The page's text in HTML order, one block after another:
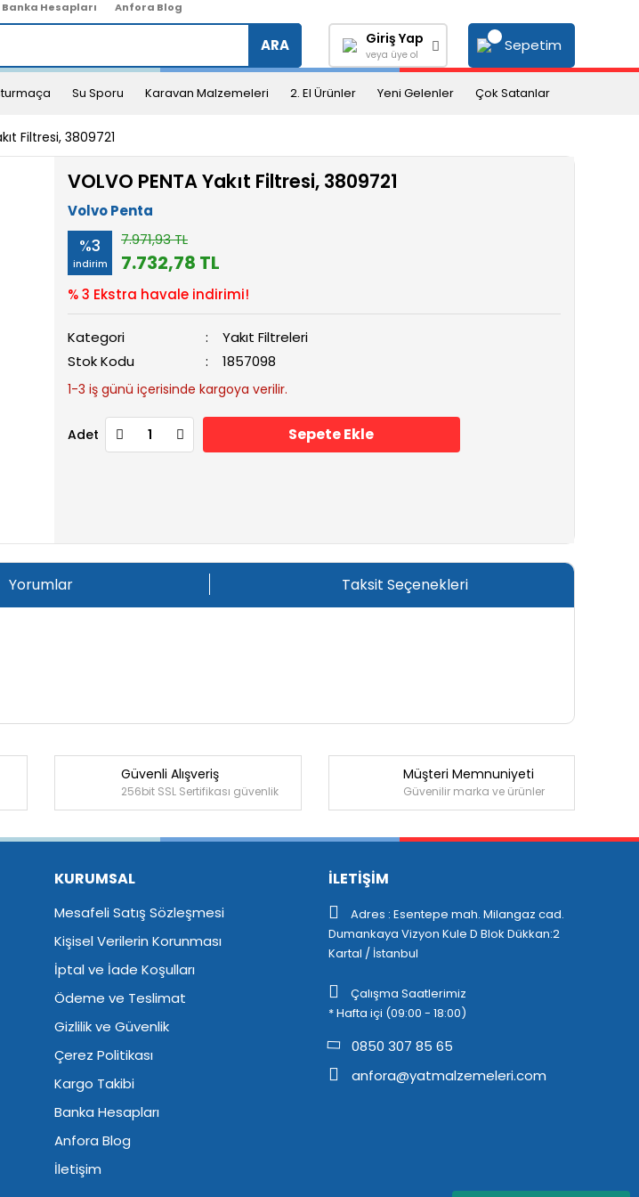
Banka Hesapları Anfora Blog
ARA Giriş Yap
veya üye ol
Sepetim
Su Sporu Karavan Malzemeleri 2. El Ürünler Yeni Gelenler Çok Satanlar
Filtresi, 3809721
VOLVO PENTA Yakıt Filtresi, 3809721
Volvo Penta
%3
indirim
7.971,93 TL
7.732,78 TL
% 3 Ekstra havale indirimi!
Kategori
Yakıt Filtreleri
Stok Kodu
1857098
1-3 iş günü içerisinde kargoya verilir.
Adet Sepete Ekle
Yorumlar Taksit Seçenekleri
ilk yorumu siz yapın!Güvenli Alışveriş
256bit SSL Sertifikası güvenlik
Müşteri Memnuniyeti
Güvenilir marka ve ürünler
KURUMSAL
Mesafeli Satış Sözleşmesi
Kişisel Verilerin Korunması
İptal ve İade Koşulları
Ödeme ve Teslimat
Gizlilik ve Güvenlik
Çerez Politikası
Kargo Takibi
Banka Hesapları
Anfora Blog
İletişim
İLETİŞİM
Adres : Esentepe mah. Milangaz cad.
Dumankaya Vizyon Kule D Blok Dükkan:2
Kartal / İstanbul
Çalışma Saatlerimiz
* Hafta içi (09:00 - 18:00)
0850 307 85 65
anfora@yatmalzemeleri.com